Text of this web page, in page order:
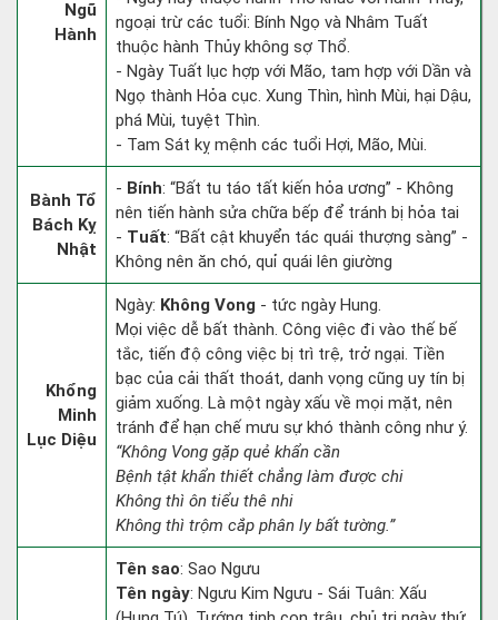
Ngũ
Hành
ngoại trừ các tuổi: Bính Ngọ và Nhâm Tuất
thuộc hành Thủy không sợ Thổ.
- Ngày Tuất lục hợp với Mão, tam hợp với Dần và
Ngọ thành Hỏa cục. Xung Thìn, hình Mùi, hại Dậu,
phá Mùi, tuyệt Thìn.
- Tam Sát kỵ mệnh các tuổi Hợi, Mão, Mùi.
Bành Tổ
Bách Kỵ
Nhật
- Bính: “Bất tu táo tất kiến hỏa ương” - Không
nên tiến hành sửa chữa bếp để tránh bị hỏa tai
- Tuất: “Bất cật khuyển tác quái thượng sàng” -
Không nên ăn chó, quỉ quái lên giường
Khổng
Minh
Lục Diệu
Ngày: Không Vong - tức ngày Hung.
Mọi việc dễ bất thành. Công việc đi vào thế bế
tắc, tiến độ công việc bị trì trệ, trở ngại. Tiền
bạc của cải thất thoát, danh vọng cũng uy tín bị
giảm xuống. Là một ngày xấu về mọi mặt, nên
tránh để hạn chế mưu sự khó thành công như ý.
“Không Vong gặp quẻ khẩn cần
Bệnh tật khẩn thiết chẳng làm được chi
Không thì ôn tiểu thê nhi
Không thì trộm cắp phân ly bất tường.”
Tên sao: Sao Ngưu
Tên ngày: Ngưu Kim Ngưu - Sái Tuân: Xấu